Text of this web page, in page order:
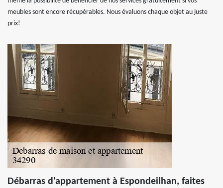
meubles sont encore récupérables. Nous évaluons chaque objet au juste
prix!
Débarras d'appartement à Espondeilhan, faites